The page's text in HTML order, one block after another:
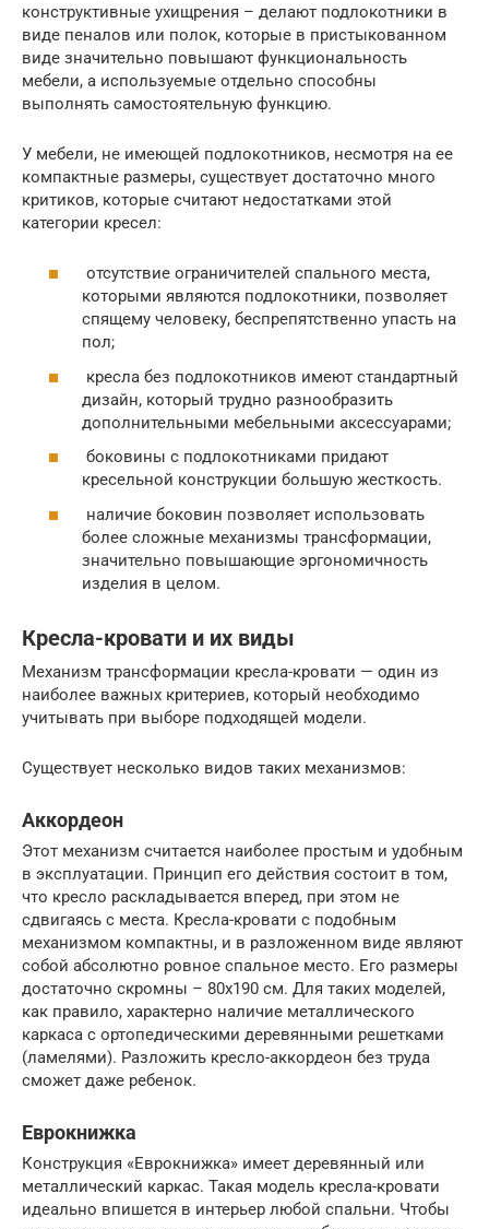
конструктивные ухищрения – делают подлокотники в
виде пеналов или полок, которые в пристыкованном
виде значительно повышают функциональность
мебели, а используемые отдельно способны
выполнять самостоятельную функцию.
У мебели, не имеющей подлокотников, несмотря на ее
компактные размеры, существует достаточно много
критиков, которые считают недостатками этой
категории кресел:
отсутствие ограничителей спального места,
которыми являются подлокотники, позволяет
спящему человеку, беспрепятственно упасть на
пол;
кресла без подлокотников имеют стандартный
дизайн, который трудно разнообразить
дополнительными мебельными аксессуарами;
боковины с подлокотниками придают
кресельной конструкции большую жесткость.
наличие боковин позволяет использовать
более сложные механизмы трансформации,
значительно повышающие эргономичность
изделия в целом.
Кресла-кровати и их виды
Механизм трансформации кресла-кровати — один из
наиболее важных критериев, который необходимо
учитывать при выборе подходящей модели.
Существует несколько видов таких механизмов:
Аккордеон
Этот механизм считается наиболее простым и удобным
в эксплуатации. Принцип его действия состоит в том,
что кресло раскладывается вперед, при этом не
сдвигаясь с места. Кресла-кровати с подобным
механизмом компактны, и в разложенном виде являют
собой абсолютно ровное спальное место. Его размеры
достаточно скромны – 80х190 см. Для таких моделей,
как правило, характерно наличие металлического
каркаса с ортопедическими деревянными решетками
(ламелями). Разложить кресло-аккордеон без труда
сможет даже ребенок.
Еврокнижка
Конструкция «Еврокнижка» имеет деревянный или
металлический каркас. Такая модель кресла-кровати
идеально впишется в интерьер любой спальни. Чтобы